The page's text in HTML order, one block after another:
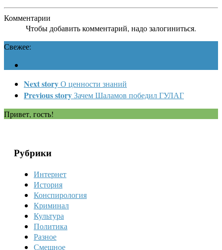
Комментарии
Чтобы добавить комментарий, надо залогиниться.
Свежее:
Next storyО ценности знаний
Previous storyЗачем Шаламов победил ГУЛАГ
Привет, гость!
Рубрики
Интернет
История
Конспирология
Криминал
Культура
Политика
Разное
Смешное